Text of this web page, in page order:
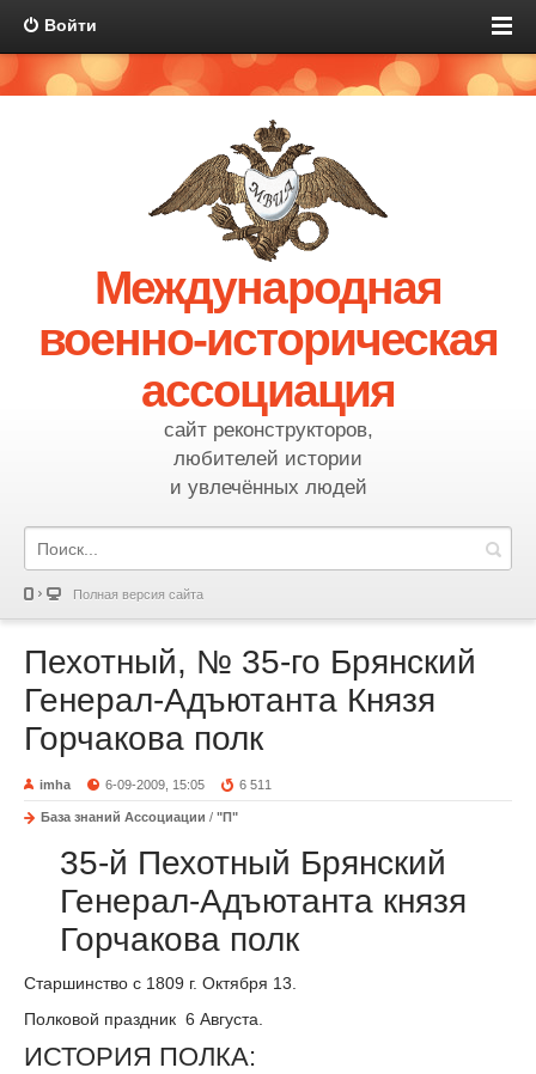
Войти
Международная
военно-историческая
ассоциация
сайт реконструкторов,
любителей истории
и увлечённых людей
Полная версия сайта
Пехотный, № 35-го Брянский
Генерал-Адъютанта Князя
Горчакова полк
imha 6-09-2009, 15:05 6 511
База знаний Ассоциации / "П"
35-й Пехотный Брянский
Генерал-Адъютанта князя
Горчакова полк
Старшинство с 1809 г. Октября 13.
Полковой праздник 6 Августа.
ИСТОРИЯ ПОЛКА: